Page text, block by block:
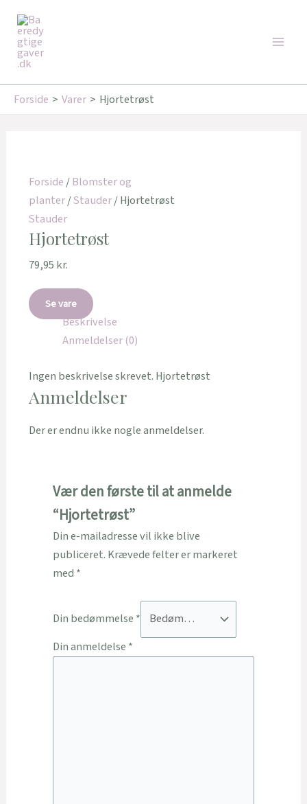
indholdet
Forside Varer Hjortetrøst
Forside/Blomster og
planter/Stauder/ Hjortetrøst
Stauder
Hjortetrøst
79,95 kr.
Se vare
Beskrivelse
Anmeldelser (0)
Ingen beskrivelse skrevet. Hjortetrøst
Anmeldelser
Der er endnu ikke nogle anmeldelser.
Vær den første til at anmelde
“Hjortetrøst”
Din e-mailadresse vil ikke blive
publiceret. Krævede felter er markeret
med *
Din bedømmelse *
Din anmeldelse *
Tilbud!
Tilbud!
109,95 kr..92,95 kr..